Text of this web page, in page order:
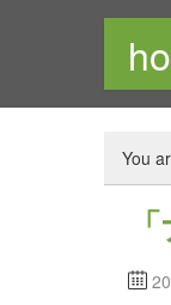
メン
You